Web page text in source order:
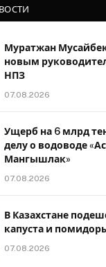
Муратжан
новым
НПЗ
07.08.2026
Ущерб на 6 млрд
делу о водоводе
Мангышлак»
07.08.2026
В Казахстане
капуста и
07.08.2026